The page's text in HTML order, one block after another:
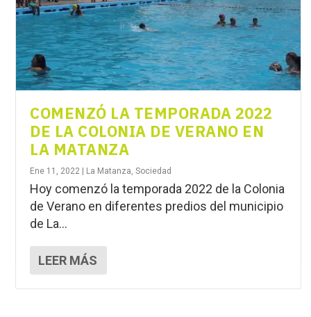
COMENZÓ LA TEMPORADA 2022
DE LA COLONIA DE VERANO EN
LA MATANZA
Ene 11, 2022 La Matanza,Sociedad
Hoy comenzó la temporada 2022 de la Colonia
de Verano en diferentes predios del municipio
de La...
LEER MÁS